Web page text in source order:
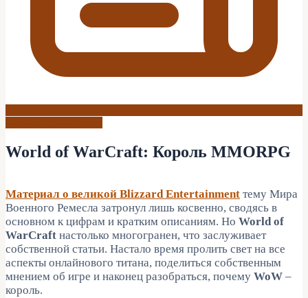
World of WarCraft: Король MMORPG
Материал о великой Blizzard Entertainment тему Мира
Военного Ремесла затронул лишь косвенно, сводясь в
основном к цифрам и кратким описаниям. Но World of
WarCraft настолько многогранен, что заслуживает
собственной статьи. Настало время пролить свет на все
аспекты онлайнового титана, поделиться собственным
мнением об игре и наконец разобраться, почему WoW –
король.